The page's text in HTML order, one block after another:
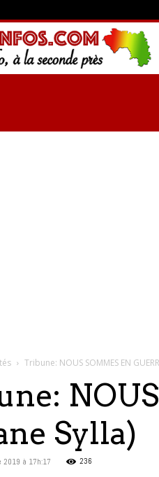
Tribune: NOUS SOMMES EN
Sylla)
2019 à 17h:17 236